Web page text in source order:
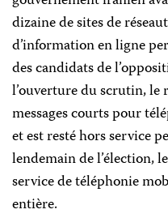
dizaine de sites de
d’information en ligne
des candidats de
l’ouverture du scrutin, le
messages courts pour
et est resté hors service
lendemain de l’élection,
service de téléphonie
entière.